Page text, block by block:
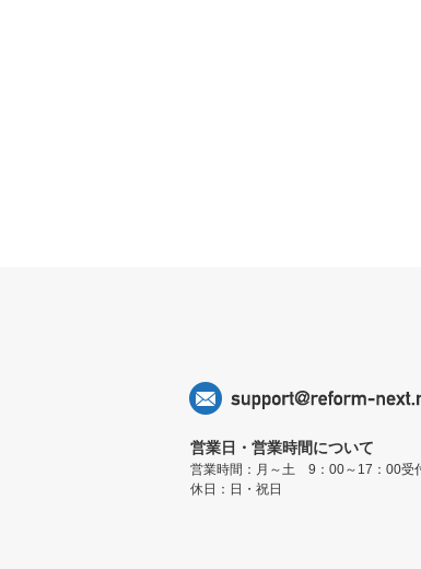
営業日・営業時間について
営業時間：月～土 9：00～17：00受
休日：日・祝日